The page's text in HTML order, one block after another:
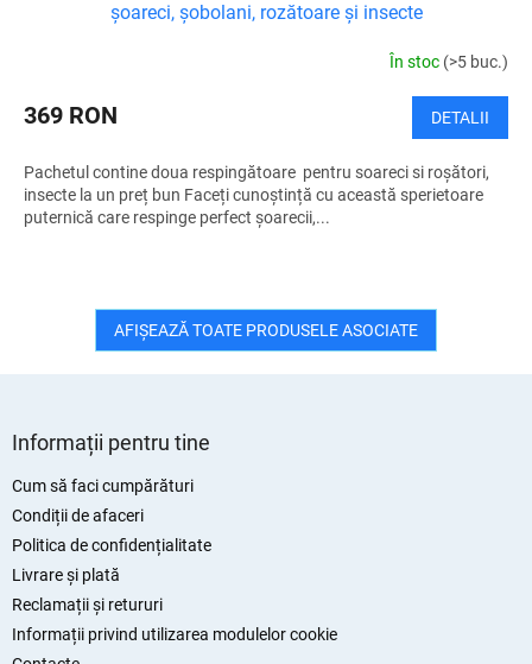
șoareci, șobolani, rozătoare și insecte
În stoc (>5 buc.)
369 RON DETALII
Pachetul contine doua respingătoare pentru soareci si roșători,
insecte la un preț bun Faceți cunoștință cu această sperietoare
puternică care respinge perfect șoarecii,...
AFIŞEAZĂ TOATE PRODUSELE ASOCIATE
Informații pentru tine
Cum să faci cumpărături
Condiții de afaceri
Politica de confidențialitate
Livrare și plată
Reclamații și retururi
Informații privind utilizarea modulelor cookie